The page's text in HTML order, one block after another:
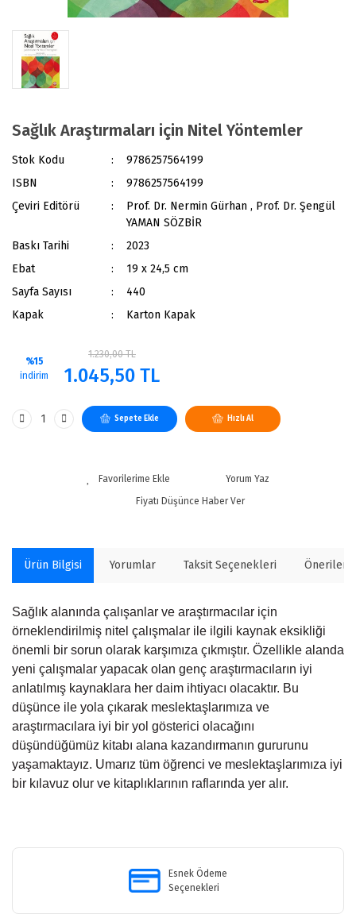
Sağlık Araştırmaları için Nitel Yöntemler
Stok Kodu
9786257564199
ISBN
9786257564199
Çeviri Editörü
Prof. Dr. Nermin Gürhan , Prof. Dr. Şengül
YAMAN SÖZBİR
Baskı Tarihi
2023
Ebat
19 x 24,5 cm
Sayfa Sayısı
440
Kapak
Karton Kapak
%15
indirim
1.230,00 TL
1.045,50 TL
Sepete Ekle Hızlı Al
Yorum Yaz
Fiyatı Düşünce Haber Ver
Ürün Bilgisi Yorumlar Taksit Seçenekleri
Sağlık alanında çalışanlar ve araştırmacılar için
örneklendirilmiş nitel çalışmalar ile ilgili kaynak eksikliği
önemli bir sorun olarak karşımıza çıkmıştır. Özellikle alanda
yeni çalışmalar yapacak olan genç araştırmacıların iyi
anlatılmış kaynaklara her daim ihtiyacı olacaktır. Bu
düşünce ile yola çıkarak meslektaşlarımıza ve
araştırmacılara iyi bir yol gösterici olacağını
düşündüğümüz kitabı alana kazandırmanın gururunu
yaşamaktayız. Umarız tüm öğrenci ve meslektaşlarımıza iyi
bir kılavuz olur ve kitaplıklarının raflarında yer alır.
Bu ürüne ilk yorumu siz yapın!
Görüş ve önerileriniz için teşekkür ederiz.
Ürün resmi kalitesiz, bozuk veya görüntülenemiyor.
Esnek Ödeme
Seçenekleri